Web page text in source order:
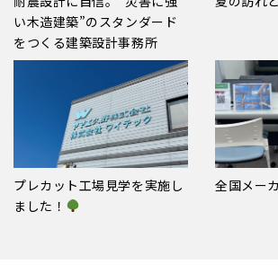
い木造建築”のスタンダード
をつくる建築設計事務所
プレカット工場見学を実施し
ました！
全国メー